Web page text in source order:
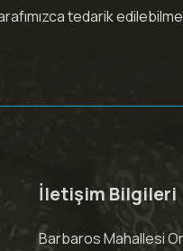
tedarik
İletişim Bilgileri
Barbaros Mahallesi